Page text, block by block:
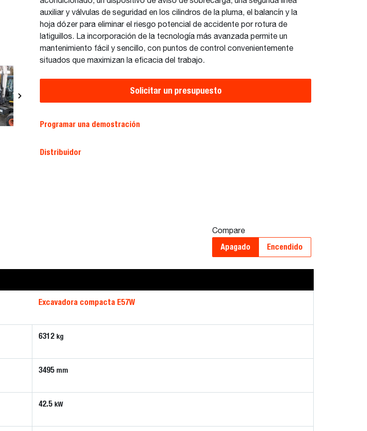
auxiliar y válvulas de seguridad en los cilindros de la pluma, el balancín y la
hoja dózer para eliminar el riesgo potencial de accidente por rotura de
latiguillos. La incorporación de la tecnología más avanzada permite un
mantenimiento fácil y sencillo, con puntos de control convenientemente
situados que maximizan la eficacia del trabajo.
Solicitar un presupuesto
Programar una demostración
Distribuidor
Compare
Apagado Encendido
Excavadora compacta E57W
6312 kg
3495 mm
42.5 kW